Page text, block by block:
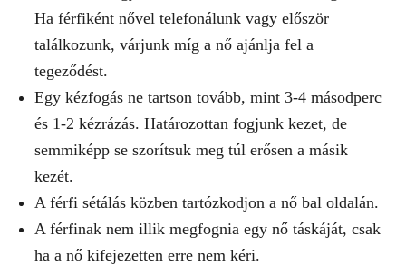
Ha férfiként nővel telefonálunk vagy először
találkozunk, várjunk míg a nő ajánlja fel a
tegeződést.
Egy kézfogás ne tartson tovább, mint 3-4 másodperc
és 1-2 kézrázás. Határozottan fogjunk kezet, de
semmiképp se szorítsuk meg túl erősen a másik
kezét.
A férfi sétálás közben tartózkodjon a nő bal oldalán.
A férfinak nem illik megfognia egy nő táskáját, csak
ha a nő kifejezetten erre nem kéri.